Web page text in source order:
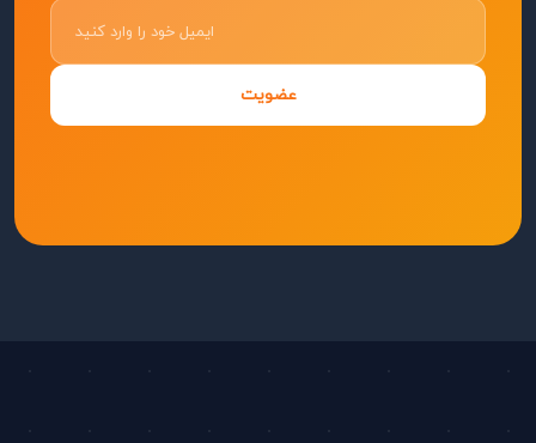
عضویت